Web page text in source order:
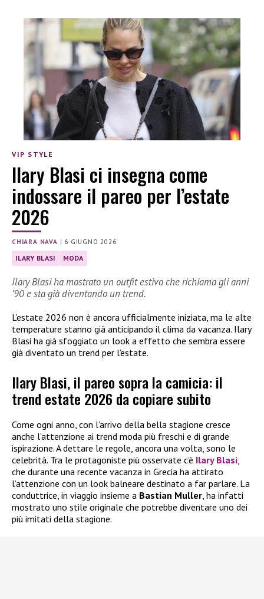
VIP STYLE
Ilary Blasi ci insegna come
indossare il pareo per l’estate
2026
CHIARA NAVA | 6 GIUGNO 2026
ILARY BLASI MODA
Ilary Blasi ha mostrato un outfit estivo che richiama gli anni
’90 e sta già diventando un trend.
L’estate 2026 non è ancora ufficialmente iniziata, ma le alte
temperature stanno già anticipando il clima da vacanza. Ilary
Blasi ha già sfoggiato un look a effetto che sembra essere
già diventato un trend per l’estate.
Ilary Blasi, il pareo sopra la camicia: il
trend estate 2026 da copiare subito
Come ogni anno, con l’arrivo della bella stagione cresce
anche l’attenzione ai trend moda più freschi e di grande
ispirazione. A dettare le regole, ancora una volta, sono le
celebrità. Tra le protagoniste più osservate c’è Ilary Blasi,
che durante una recente vacanza in Grecia ha attirato
l’attenzione con un look balneare destinato a far parlare. La
conduttrice, in viaggio insieme a Bastian Muller, ha infatti
mostrato uno stile originale che potrebbe diventare uno dei
più imitati della stagione.